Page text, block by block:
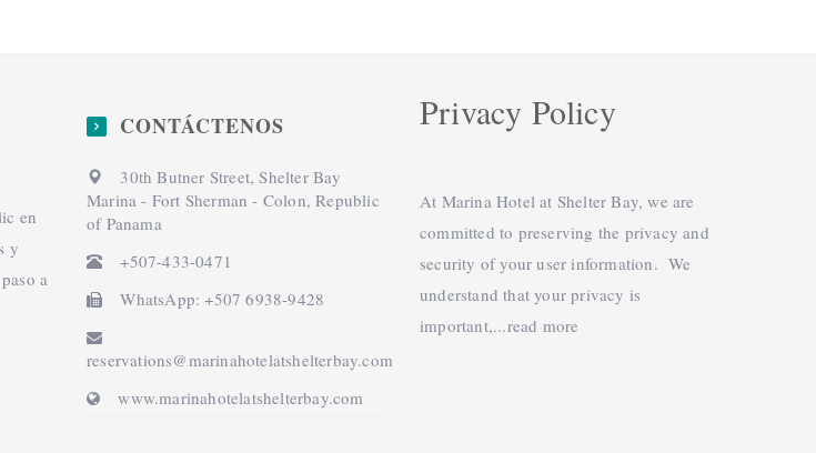
en
y
a
CONTÁCTENOS
30th Butner Street, Shelter Bay
Marina - Fort Sherman - Colon, Republic
of Panama
+507-433-0471
WhatsApp: +507 6938-9428
reservations@marinahotelatshelterbay.com
www.marinahotelatshelterbay.com
Privacy Policy
At Marina Hotel at Shelter Bay, we are
committed to preserving the privacy and
security of your user information. We
understand that your privacy is
important,...read more